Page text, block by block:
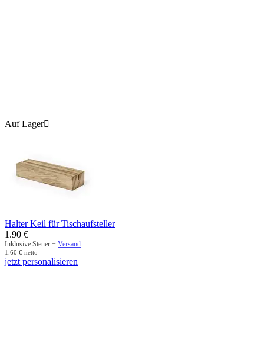
Auf Lager
Halter Keil für Tischaufsteller
1.90 €
Inklusive Steuer + Versand
1.60 € netto
jetzt personalisieren